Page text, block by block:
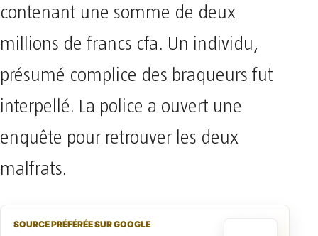
contenant une somme de deux
millions de francs cfa. Un individu,
présumé complice des braqueurs fut
interpellé. La police a ouvert une
enquête pour retrouver les deux
malfrats.
SOURCE PRÉFÉRÉE SUR GOOGLE